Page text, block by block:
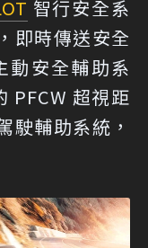
智行安全系
即時傳送安全
動安全輔助系
PFCW 超視距
駛輔助系統，